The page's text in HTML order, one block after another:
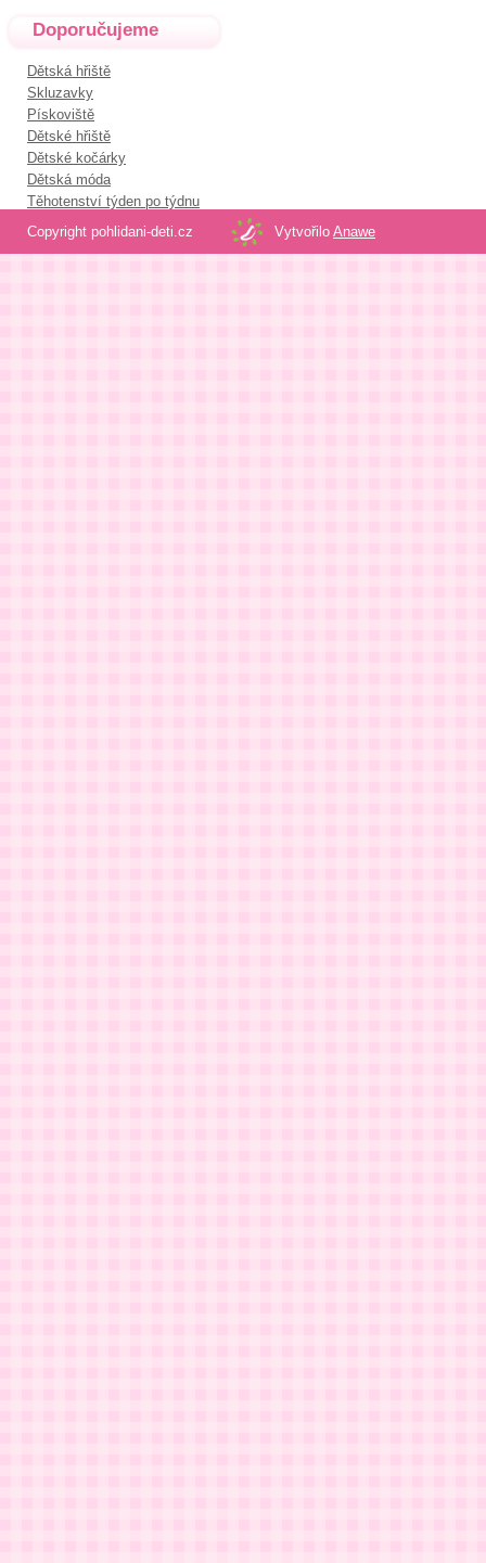
Doporučujeme
Dětská hřiště
Skluzavky
Pískoviště
Dětské hřiště
Dětské kočárky
Dětská móda
Těhotenství týden po týdnu
Copyright pohlidani-deti.cz Vytvořilo Anawe